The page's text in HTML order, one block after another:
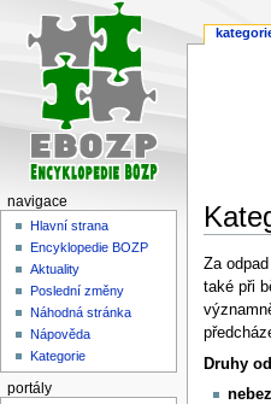
Skočit
na
navigaci
Skočit
na
Za
také při
Druhy
navigace
Hlavní strana
Encyklopedie BOZP
Aktuality
Poslední změny
Náhodná stránka
Nápověda
Kategorie
portály